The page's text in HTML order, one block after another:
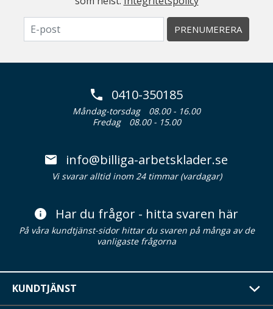
PRENUMERERA
0410-350185
Måndag-torsdag
08.00 - 16.00
Fredag
08.00 - 15.00
info@billiga-arbetsklader.se
Vi svarar alltid inom 24 timmar (vardagar)
Har du frågor - hitta svaren här
På våra kundtjänst-sidor hittar du svaren på många av de
vanligaste frågorna
KUNDTJÄNST